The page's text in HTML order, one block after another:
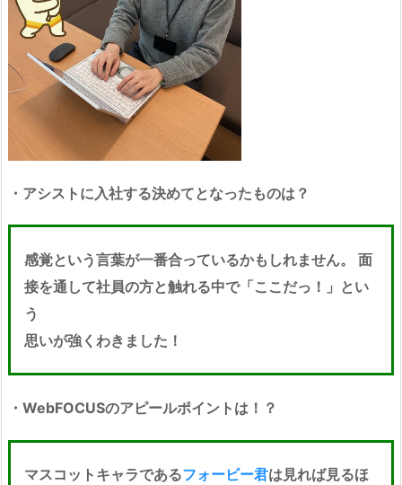
・アシストに入社する決めてとなったものは？
感覚という言葉が一番合っているかもしれません。 面
接を通して社員の方と触れる中で「ここだっ！」とい
う
思いが強くわきました！
・WebFOCUSのアピールポイントは！？
マスコットキャラであるフォービー君は見れば見るほ